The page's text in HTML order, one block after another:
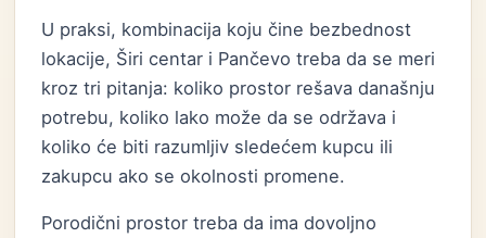
U praksi, kombinacija koju čine bezbednost
lokacije, Širi centar i Pančevo treba da se meri
kroz tri pitanja: koliko prostor rešava današnju
potrebu, koliko lako može da se održava i
koliko će biti razumljiv sledećem kupcu ili
zakupcu ako se okolnosti promene.
Porodični prostor treba da ima dovoljno